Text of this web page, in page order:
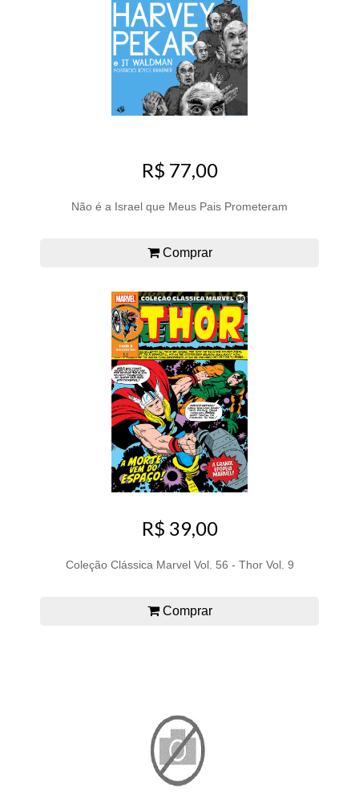
R$ 77,00
Não é a Israel que Meus Pais Prometeram
Comprar
R$ 39,00
Coleção Clássica Marvel Vol. 56 - Thor Vol. 9
Comprar